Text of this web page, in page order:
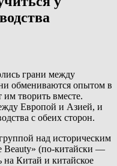
грани между
обмениваются опытом в
им творить вместе.
Европой и Азией, и
с обеих сторон.
над историческим
(по-китайски —
на Китай и китайское